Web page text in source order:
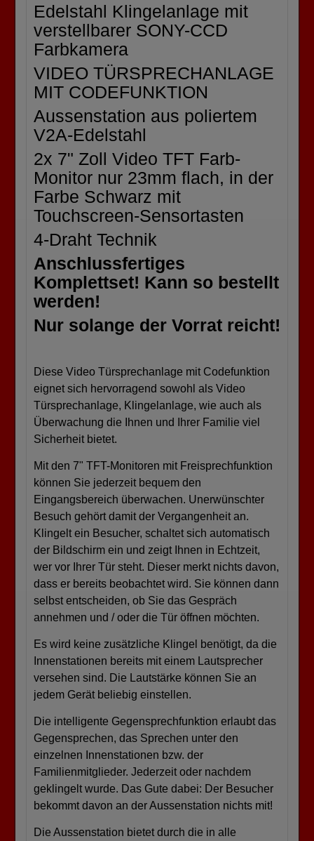
Edelstahl Klingelanlage mit
verstellbarer SONY-CCD
Farbkamera
VIDEO TÜRSPRECHANLAGE
MIT CODEFUNKTION
Aussenstation aus poliertem
V2A-Edelstahl
2x 7" Zoll Video TFT Farb-
Monitor nur 23mm flach, in der
Farbe Schwarz mit
Touchscreen-Sensortasten
4-Draht Technik
Anschlussfertiges
Komplettset! Kann so bestellt
werden!
Nur solange der Vorrat reicht!
Diese Video Türsprechanlage mit Codefunktion
eignet sich hervorragend sowohl als Video
Türsprechanlage, Klingelanlage, wie auch als
Überwachung die Ihnen und Ihrer Familie viel
Sicherheit bietet.
Mit den 7" TFT-Monitoren mit Freisprechfunktion
können Sie jederzeit bequem den
Eingangsbereich überwachen. Unerwünschter
Besuch gehört damit der Vergangenheit an.
Klingelt ein Besucher, schaltet sich automatisch
der Bildschirm ein und zeigt Ihnen in Echtzeit,
wer vor Ihrer Tür steht. Dieser merkt nichts davon,
dass er bereits beobachtet wird. Sie können dann
selbst entscheiden, ob Sie das Gespräch
annehmen und / oder die Tür öffnen möchten.
Es wird keine zusätzliche Klingel benötigt, da die
Innenstationen bereits mit einem Lautsprecher
versehen sind. Die Lautstärke können Sie an
jedem Gerät beliebig einstellen.
Die intelligente Gegensprechfunktion erlaubt das
Gegensprechen, das Sprechen unter den
einzelnen Innenstationen bzw. der
Familienmitglieder. Jederzeit oder nachdem
geklingelt wurde. Das Gute dabei: Der Besucher
bekommt davon an der Aussenstation nichts mit!
Die Aussenstation bietet durch die in alle